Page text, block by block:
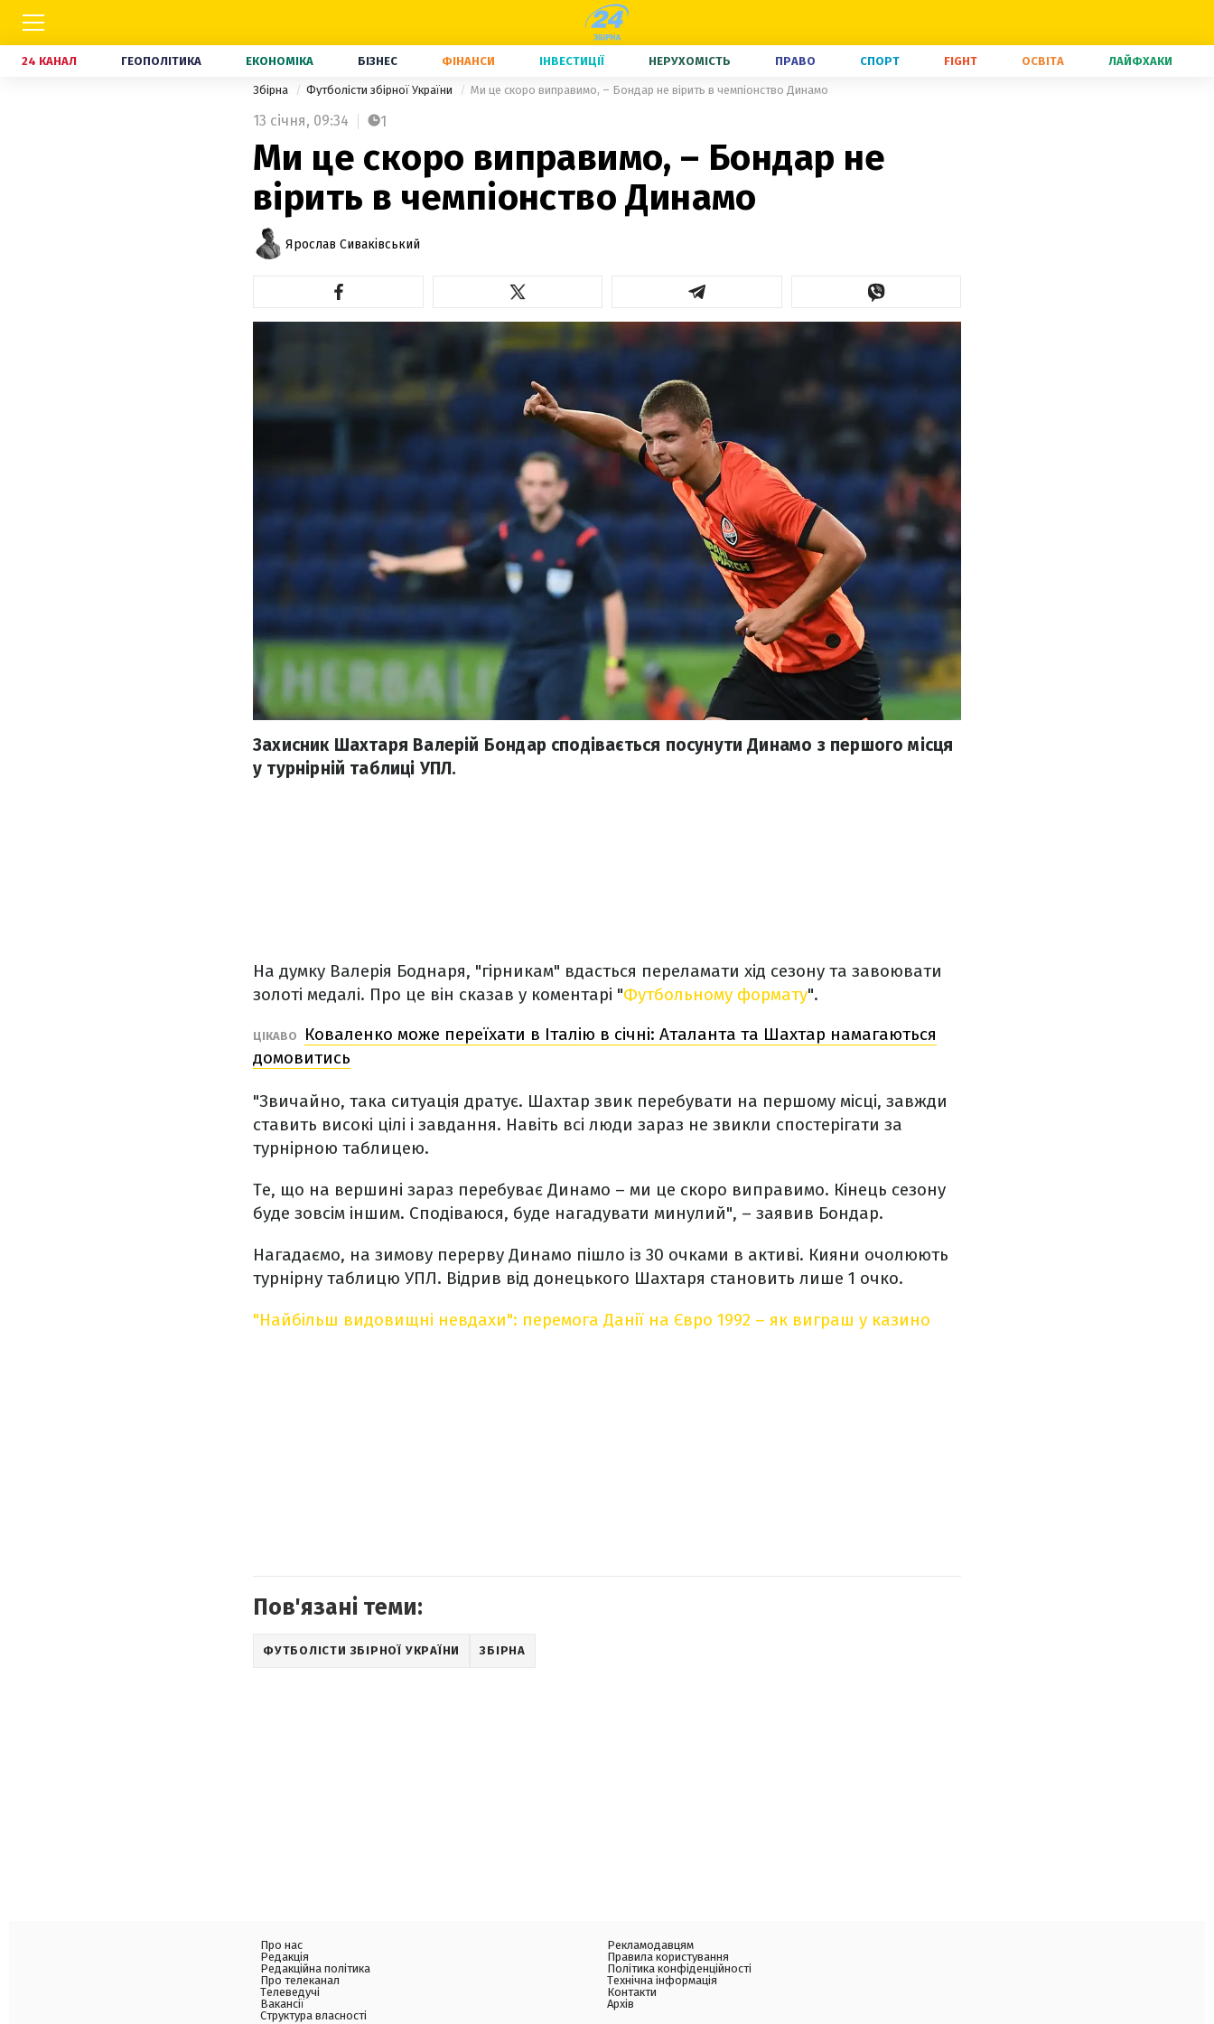
24 КАНАЛ ГЕОПОЛІТИКА ЕКОНОМІКА БІЗНЕС ФІНАНСИ ІНВЕСТИЦІЇ НЕРУХОМІСТЬ ПРАВО СПОРТ FIGHT ОСВІТА ЛАЙФХАКИ
Збірна Футболісти збірної України Ми це скоро виправимо, – Бондар не вірить в чемпіонство Динамо
13 січня, 09:34 1
Ми це скоро виправимо, – Бондар не
вірить в чемпіонство Динамо
Ярослав Сиваківський
Захисник Шахтаря Валерій Бондар сподівається посунути Динамо з першого місця
у турнірній таблиці УПЛ.
На думку Валерія Боднаря, "гірникам" вдасться переламати хід сезону та завоювати
золоті медалі. Про це він сказав у коментарі "Футбольному формату".
ЦІКАВО
Коваленко може переїхати в Італію в січні: Аталанта та Шахтар намагаються
домовитись
"Звичайно, така ситуація дратує. Шахтар звик перебувати на першому місці, завжди
ставить високі цілі і завдання. Навіть всі люди зараз не звикли спостерігати за
турнірною таблицею.
Те, що на вершині зараз перебуває Динамо – ми це скоро виправимо. Кінець сезону
буде зовсім іншим. Сподіваюся, буде нагадувати минулий", – заявив Бондар.
Нагадаємо, на зимову перерву Динамо пішло із 30 очками в активі. Кияни очолюють
турнірну таблицю УПЛ. Відрив від донецького Шахтаря становить лише 1 очко.
"Найбільш видовищні невдахи": перемога Данії на Євро 1992 – як виграш у казино
Пов'язані теми:
ФУТБОЛІСТИ ЗБІРНОЇ УКРАЇНИ ЗБІРНА
Про нас
Редакція
Редакційна політика
Про телеканал
Телеведучі
Вакансії
Структура власності
Рекламодавцям
Правила користування
Політика конфіденційності
Технічна інформація
Контакти
Архів